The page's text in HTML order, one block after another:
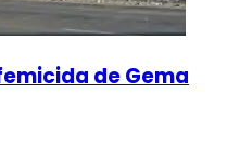
de Gema